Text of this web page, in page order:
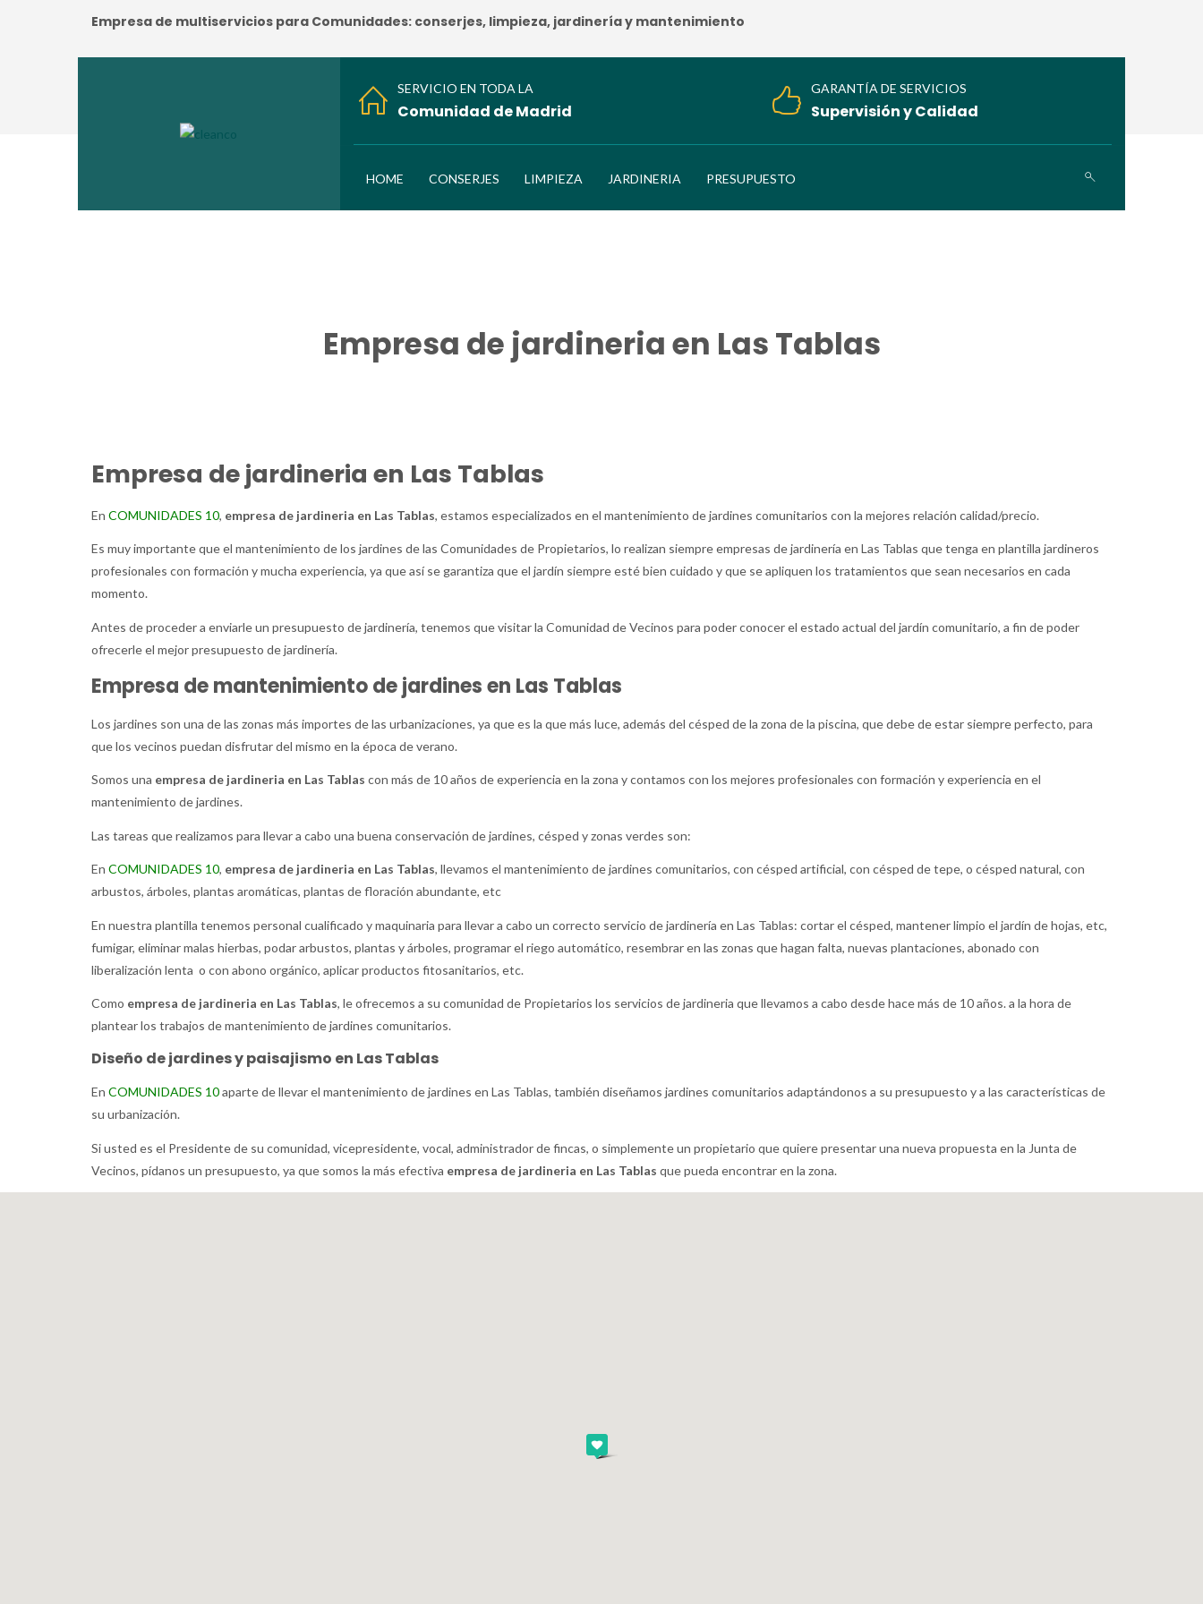
Empresa de multiservicios para Comunidades: conserjes, limpieza, jardinería y mantenimiento
SERVICIO EN TODA LA
Comunidad de Madrid
GARANTÍA DE SERVICIOS
Supervisión y Calidad
HOME CONSERJES LIMPIEZA JARDINERIA PRESUPUESTO
Empresa de jardineria en Las Tablas
Empresa de jardineria en Las Tablas
En COMUNIDADES 10, empresa de jardineria en Las Tablas, estamos especializados en el mantenimiento de jardines comunitarios con la mejores relación calidad/precio.
Es muy importante que el mantenimiento de los jardines de las Comunidades de Propietarios, lo realizan siempre empresas de jardinería en Las Tablas que tenga en plantilla jardineros
profesionales con formación y mucha experiencia, ya que así se garantiza que el jardín siempre esté bien cuidado y que se apliquen los tratamientos que sean necesarios en cada
momento.
Antes de proceder a enviarle un presupuesto de jardinería, tenemos que visitar la Comunidad de Vecinos para poder conocer el estado actual del jardín comunitario, a fin de poder
ofrecerle el mejor presupuesto de jardinería.
Empresa de mantenimiento de jardines en Las Tablas
Los jardines son una de las zonas más importes de las urbanizaciones, ya que es la que más luce, además del césped de la zona de la piscina, que debe de estar siempre perfecto, para
que los vecinos puedan disfrutar del mismo en la época de verano.
Somos una empresa de jardineria en Las Tablas con más de 10 años de experiencia en la zona y contamos con los mejores profesionales con formación y experiencia en el
mantenimiento de jardines.
Las tareas que realizamos para llevar a cabo una buena conservación de jardines, césped y zonas verdes son:
En COMUNIDADES 10, empresa de jardineria en Las Tablas, llevamos el mantenimiento de jardines comunitarios, con césped artificial, con césped de tepe, o césped natural, con
arbustos, árboles, plantas aromáticas, plantas de floración abundante, etc
En nuestra plantilla tenemos personal cualificado y maquinaria para llevar a cabo un correcto servicio de jardinería en Las Tablas: cortar el césped, mantener limpio el jardín de hojas, etc,
fumigar, eliminar malas hierbas, podar arbustos, plantas y árboles, programar el riego automático, resembrar en las zonas que hagan falta, nuevas plantaciones, abonado con
liberalización lenta o con abono orgánico, aplicar productos fitosanitarios, etc.
Como empresa de jardineria en Las Tablas, le ofrecemos a su comunidad de Propietarios los servicios de jardineria que llevamos a cabo desde hace más de 10 años. a la hora de
plantear los trabajos de mantenimiento de jardines comunitarios.
Diseño de jardines y paisajismo en Las Tablas
En COMUNIDADES 10aparte de llevar el mantenimiento de jardines en Las Tablas, también diseñamos jardines comunitarios adaptándonos a su presupuesto y a las características de
su urbanización.
Si usted es el Presidente de su comunidad, vicepresidente, vocal, administrador de fincas, o simplemente un propietario que quiere presentar una nueva propuesta en la Junta de
Vecinos, pídanos un presupuesto, ya que somos la más efectiva empresa de jardineria en Las Tablas que pueda encontrar en la zona.